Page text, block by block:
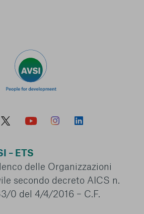
– ETS
delle Organizzazioni
secondo decreto AICS n.
0 del 4/4/2016 – C.F.